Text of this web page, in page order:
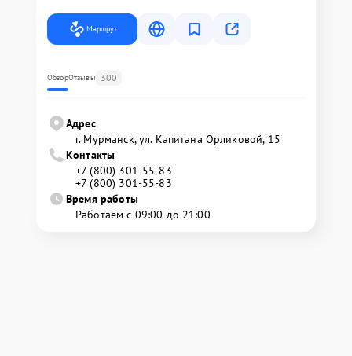
Маршрут
ОбзорОтзывы 300
Адрес
г. Мурманск, ул. Капитана Орликовой, 15
Контакты
+7 (800) 301-55-83
+7 (800) 301-55-83
Время работы
Работаем с 09:00 до 21:00